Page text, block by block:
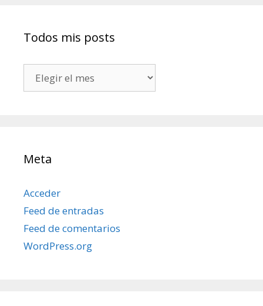
Todos mis posts
mis
Meta
Acceder
Feed de entradas
Feed de comentarios
WordPress.org